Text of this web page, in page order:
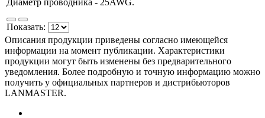
Диаметр проводника - 25AWG.
Показать:
Описания продукции приведены согласно имеющейся
информации на момент публикации. Характеристики
продукции могут быть изменены без предварительного
уведомления. Более подробную и точную информацию можно
получить у официальных партнеров и дистрибьюторов
LANMASTER.